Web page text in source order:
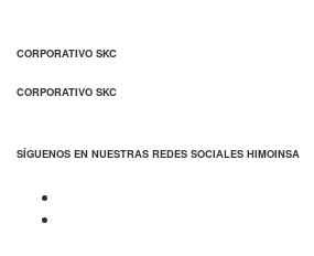
CORPORATIVO SKC
CORPORATIVO SKC
SÍGUENOS EN NUESTRAS REDES SOCIALES HIMOINSA